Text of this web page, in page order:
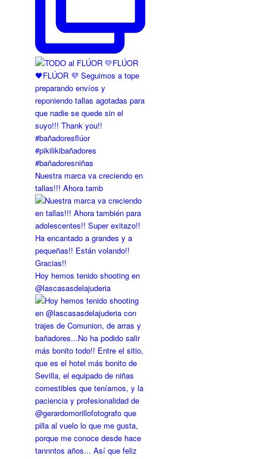
Nuestra marca va creciendo en
tallas!!! Ahora tamb
Hoy hemos tenido shooting en
@lascasasdelajuderia